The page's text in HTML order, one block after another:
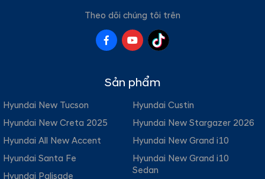
Theo dõi chúng tôi trên
Sản phẩm
Hyundai New Tucson
Hyundai New Creta 2025
Hyundai All New Accent
Hyundai Santa Fe
Hyundai Palisade
Hyundai Custin
Hyundai New Stargazer 2026
Hyundai New Grand i10
Hyundai New Grand i10
Sedan